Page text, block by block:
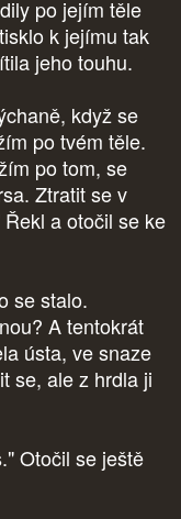
po jejím těle
k jejímu tak
jeho touhu.
když se
po tvém těle.
po tom, se
Ztratit se v
a otočil se ke
se stalo.
A tentokrát
ústa, ve snaze
se, ale z hrdla ji
Otočil se ještě